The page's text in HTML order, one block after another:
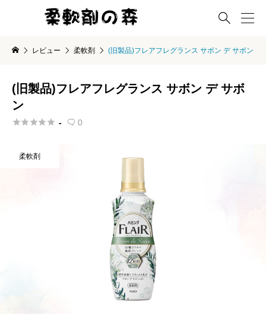

レビュー 柔軟剤 (旧製品)フレアフレグランス サボン デ サボン
(旧製品)フレアフレグランス サボン デ サボ
ン
 -  0
柔軟剤